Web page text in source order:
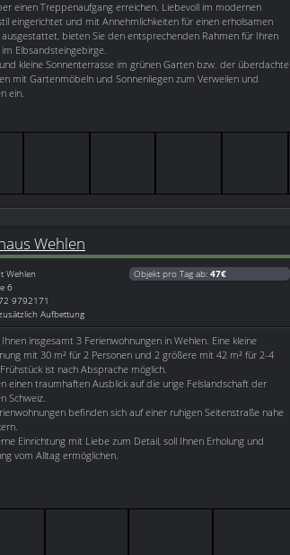
einen Treppenaufgang erreichen. Liebevoll im modernen
eingerichtet und mit Annehmlichkeiten für einen erholsamen
bieten Sie den entsprechenden Rahmen für Ihren
Elbsandsteingebirge.
kleine Sonnenterrasse im grünen Garten bzw. der überdachte
mit Gartenmöbeln und Sonnenliegen zum Verweilen und
ein.
Wehlen
Wehlen
6
9792171
Aufbettung
Objekt pro Tag ab: 47€
insgesamt 3 Ferienwohnungen in Wehlen. Eine kleine
mit 30 m² für 2 Personen und 2 größere mit 42 m² für 2-4
ist nach Absprache möglich.
einen traumhaften Ausblick auf die urige Felslandschaft der
Schweiz.
befinden sich auf einer ruhigen Seitenstraße nahe
Einrichtung mit Liebe zum Detail, soll Ihnen Erholung und
vom Alltag ermöglichen.